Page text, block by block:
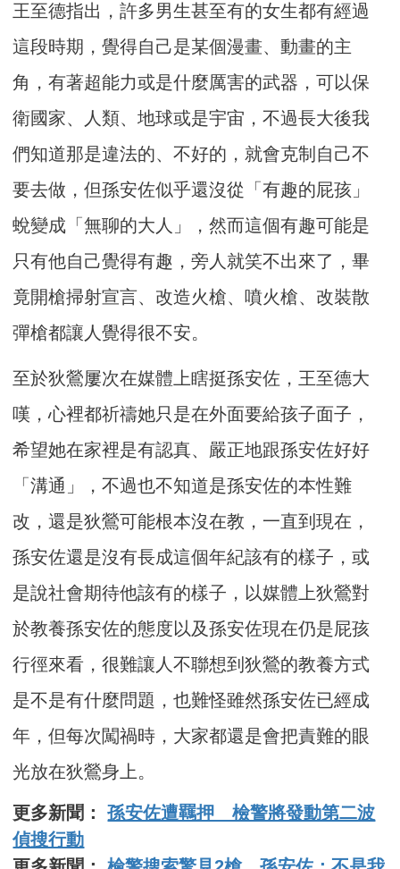
王至德指出，許多男生甚至有的女生都有經過
這段時期，覺得自己是某個漫畫、動畫的主
角，有著超能力或是什麼厲害的武器，可以保
衛國家、人類、地球或是宇宙，不過長大後我
們知道那是違法的、不好的，就會克制自己不
要去做，但孫安佐似乎還沒從「有趣的屁孩」
蛻變成「無聊的大人」，然而這個有趣可能是
只有他自己覺得有趣，旁人就笑不出來了，畢
竟開槍掃射宣言、改造火槍、噴火槍、改裝散
彈槍都讓人覺得很不安。
至於狄鶯屢次在媒體上瞎挺孫安佐，王至德大
嘆，心裡都祈禱她只是在外面要給孩子面子，
希望她在家裡是有認真、嚴正地跟孫安佐好好
「溝通」，不過也不知道是孫安佐的本性難
改，還是狄鶯可能根本沒在教，一直到現在，
孫安佐還是沒有長成這個年紀該有的樣子，或
是說社會期待他該有的樣子，以媒體上狄鶯對
於教養孫安佐的態度以及孫安佐現在仍是屁孩
行徑來看，很難讓人不聯想到狄鶯的教養方式
是不是有什麼問題，也難怪雖然孫安佐已經成
年，但每次闖禍時，大家都還是會把責難的眼
光放在狄鶯身上。
更多新聞：孫安佐遭羈押 檢警將發動第二波
偵搜行動